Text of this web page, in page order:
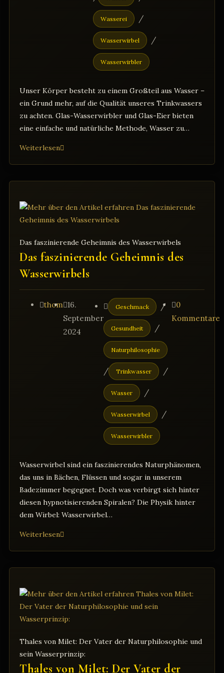
Wasserei /
Wasserwirbel /
Wasserwirbler
Unser Körper besteht zu einem Großteil aus Wasser –
ein Grund mehr, auf die Qualität unseres Trinkwassers
zu achten. Glas-Wasserwirbler und Glas-Eier bieten
eine einfache und natürliche Methode, Wasser zu…
WeiterlesenGlas-
Belebung
von
für
mehr
Vitalität
Das faszinierende Geheimnis des Wasserwirbels
Das faszinierende Geheimnis des
Wasserwirbels
Beitrags-
thomBeitrag
veröffentlicht:
16.
September
2024
Beitrags-
Kategorie:
Geschmack /
Gesundheit /
Naturphilosophie
/ Trinkwasser /
Wasser /
Wasserwirbel /
Wasserwirbler
Beitrags-
Kommentare:
0
Kommentare
Wasserwirbel sind ein faszinierendes Naturphänomen,
das uns in Bächen, Flüssen und sogar in unserem
Badezimmer begegnet. Doch was verbirgt sich hinter
diesen hypnotisierenden Spiralen? Die Physik hinter
dem Wirbel: Wasserwirbel…
WeiterlesenDas
Thales von Milet: Der Vater der Naturphilosophie und
sein Wasserprinzip:
Thales von Milet: Der Vater der